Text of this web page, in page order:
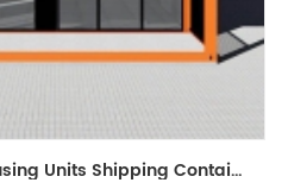
Flat Pack Container Housing Units Shipping Containers for Sale